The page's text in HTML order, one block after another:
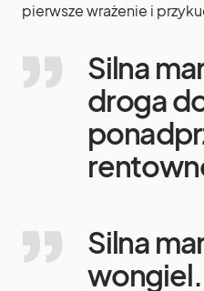
pierwsze wrażenie i
Silna
droga
Silna